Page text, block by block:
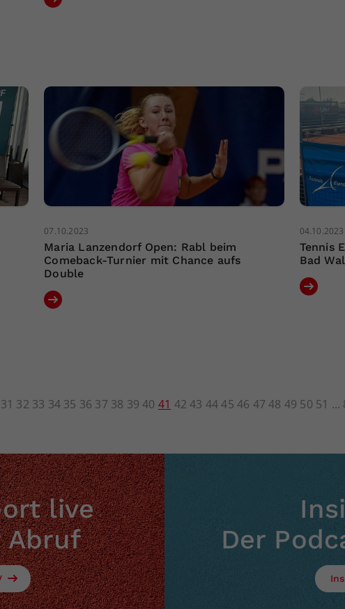
07.10.2023
Maria Lanzendorf Open: Rabl beim
Comeback-Turnier mit Chance aufs
Double
04.10.2023
Tennis
Bad
31 32 33 34 35 36 37 38 39 40 41 42 43 4445 46 47 48 49 50 51
live
Abruf
Der